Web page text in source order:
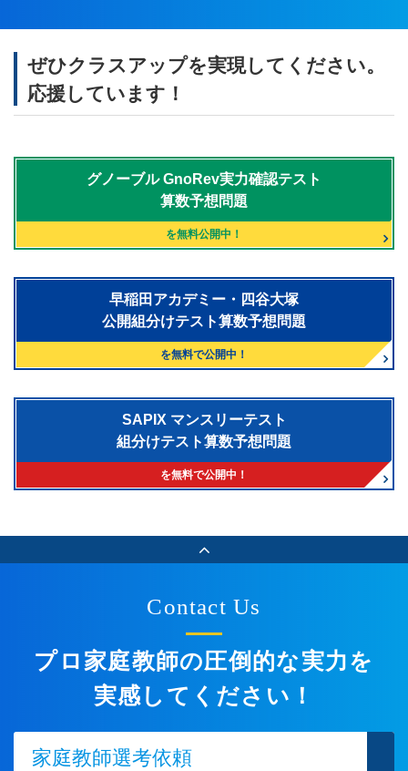
ぜひクラスアップを実現してください。
応援しています！
グノーブルGnoRev実力確認テスト
算数予想問題
を無料公開中！
早稲田アカデミー・四谷大塚
公開組分けテスト算数予想問題
を無料で公開中！
SAPIX マンスリーテスト
組分けテスト算数予想問題
を無料で公開中！
Contact Us
プロ家庭教師の圧倒的な実力を
実感してください！
家庭教師選考依頼